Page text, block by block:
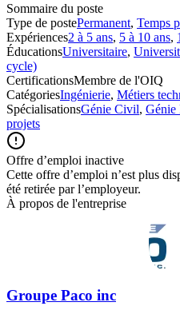
Sommaire du poste
Type de postePermanent, Temps
Expériences2 à 5 ans, 5 à 10 ans,
ÉducationsUniversitaire,
cycle)
CertificationsMembre de l'OIQ
CatégoriesIngénierie, Métiers
SpécialisationsGénie Civil, Génie
projets
Offre d’emploi inactive
Cette offre d’emploi n’est plus
été retirée par l’employeur.
À propos de l'entreprise
Groupe Paco inc